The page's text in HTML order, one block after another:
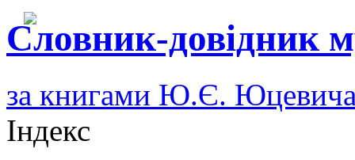
Словник-довідник
за книгами Ю.Є.
Індекс